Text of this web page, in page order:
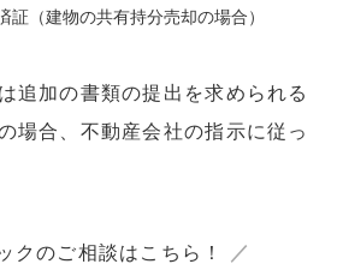
証（建物の共有持分売却の場合）
追加の書類の提出を求められる
場合、不動産会社の指示に従っ
クのご相談はこちら！ ／